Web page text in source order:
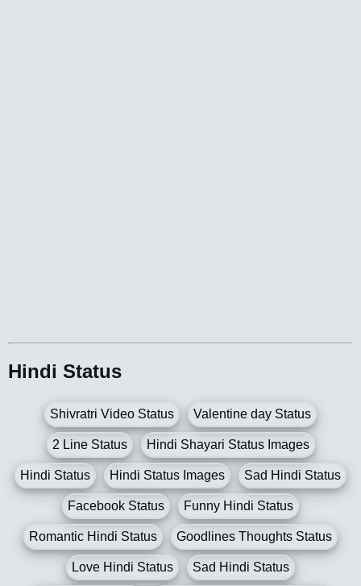
Hindi Status
Shivratri Video Status Valentine day Status
2 Line Status Hindi Shayari Status Images
Hindi Status Hindi Status Images Sad Hindi Status
Facebook Status Funny Hindi Status
Romantic Hindi Status Goodlines Thoughts Status
Love Hindi Status Sad Hindi Status